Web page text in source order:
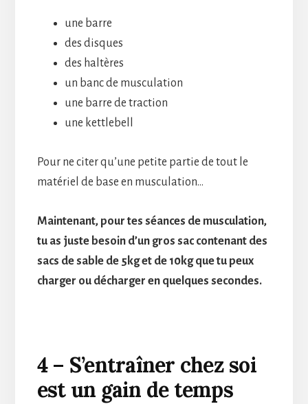
une barre
des disques
des haltères
un banc de musculation
une barre de traction
une kettlebell
Pour ne citer qu’une petite partie de tout le
matériel de base en musculation…
Maintenant, pour tes séances de musculation,
tu as juste besoin d’un gros sac contenant des
sacs de sable de 5kg et de 10kg que tu peux
charger ou décharger en quelques secondes.
4 – S’entraîner chez soi
est un gain de temps